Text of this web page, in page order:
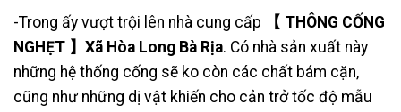
-Trong ấy vượt trội lên nhà cung cấp
【 THÔNG CỐNG
NGHẸT 】Xã Hòa Long Bà Rịa. Có nhà sản xuất này
những hệ thống cống sẽ ko còn các chất bám cặn,
cũng như những dị vật khiến cho cản trở tốc độ mẫu